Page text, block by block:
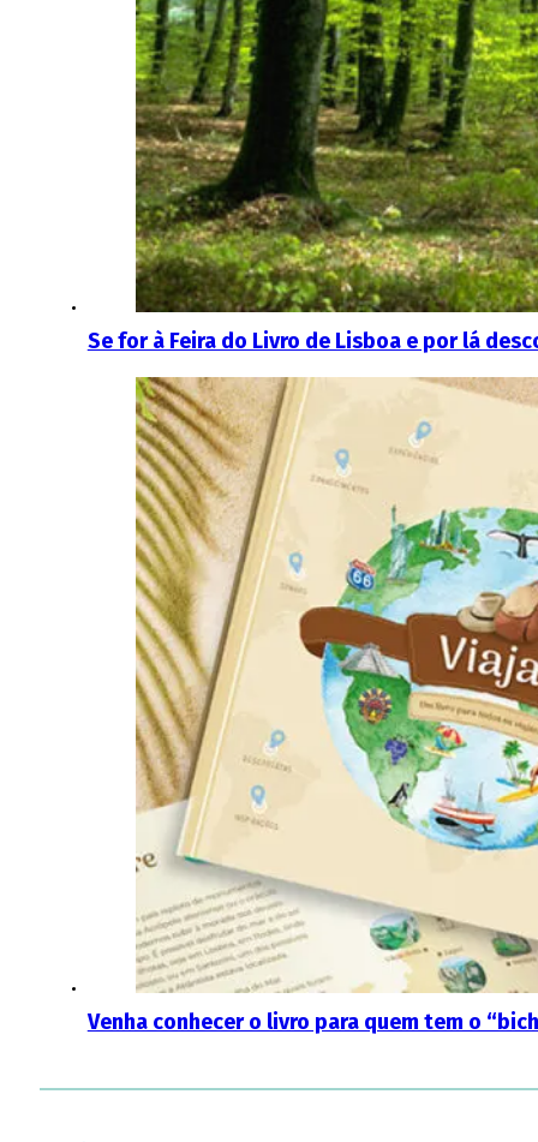
Se for à Feira do Livro de Lisboa e por lá
Venha conhecer o livro para quem tem o